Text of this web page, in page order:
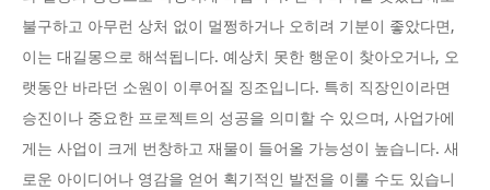
불구하고 아무런 상처 없이 멀쩡하거나 오히려 기분이 좋았다면,
이는 대길몽으로 해석됩니다. 예상치 못한 행운이 찾아오거나, 오
랫동안 바라던 소원이 이루어질 징조입니다. 특히 직장인이라면
승진이나 중요한 프로젝트의 성공을 의미할 수 있으며, 사업가에
게는 사업이 크게 번창하고 재물이 들어올 가능성이 높습니다. 새
로운 아이디어나 영감을 얻어 획기적인 발전을 이룰 수도 있습니